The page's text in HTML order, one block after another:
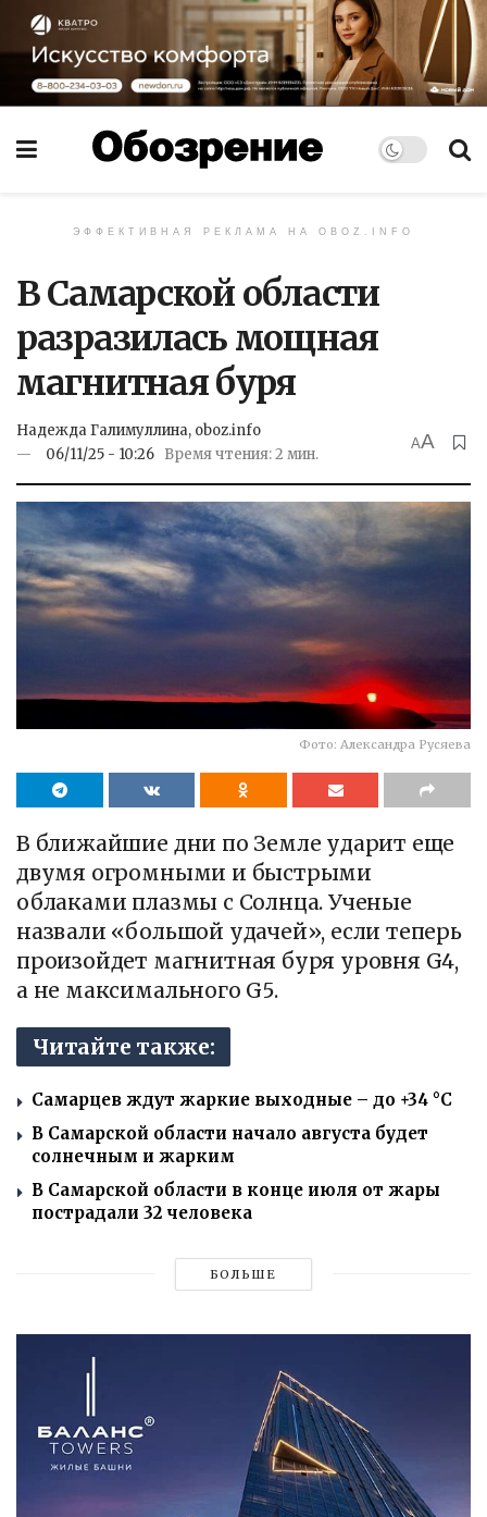
ЭФФЕКТИВНАЯ РЕКЛАМА НА OBOZ.INFO
В Самарской области
разразилась мощная
магнитная буря
Надежда Галимуллина, oboz.info
06/11/25 - 10:26 Время чтения: 2 мин.
AA
Фото: Александра Русяева
В ближайшие дни по Земле ударит еще
двумя огромными и быстрыми
облаками плазмы с Солнца. Ученые
назвали «большой удачей», если теперь
произойдет магнитная буря уровня G4,
а не максимального G5.
Читайте также:
Самарцев ждут жаркие выходные – до +34 °C
В Самарской области начало августа будет
солнечным и жарким
В Самарской области в конце июля от жары
пострадали 32 человека
БОЛЬШЕ